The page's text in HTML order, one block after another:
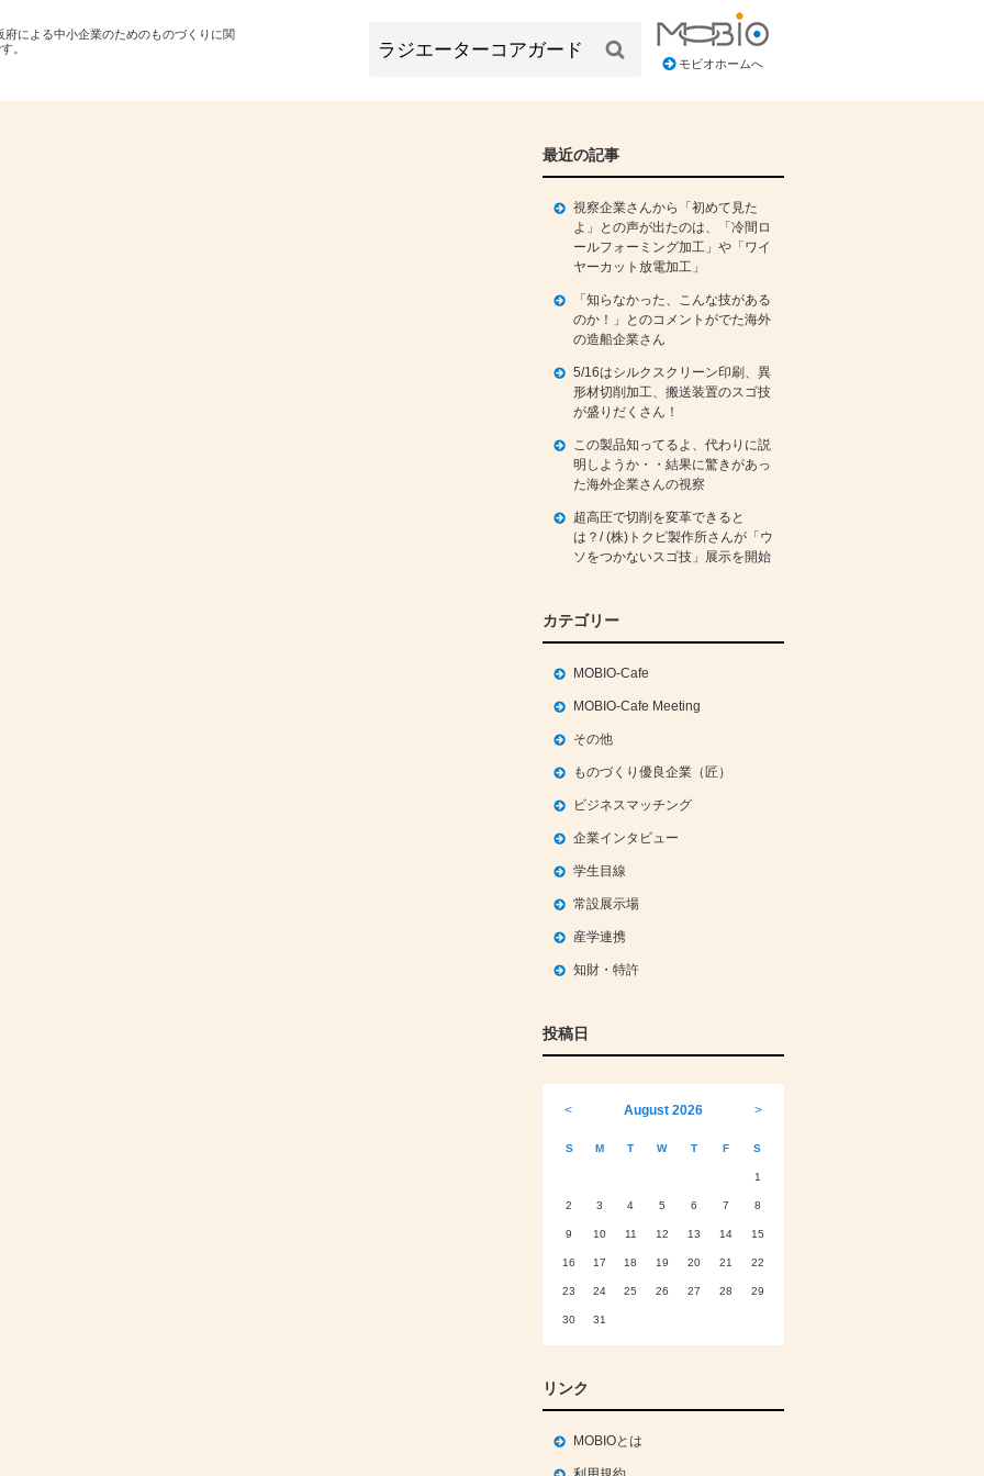
府による中小企業のためのものづくりに関
。
モビオホームへ
最近の記事
視察企業さんから「初めて見た
よ」との声が出たのは、「冷間ロ
ールフォーミング加工」や「ワイ
ヤーカット放電加工」
「知らなかった、こんな技がある
のか！」とのコメントがでた海外
の造船企業さん
5/16はシルクスクリーン印刷、異
形材切削加工、搬送装置のスゴ技
が盛りだくさん！
この製品知ってるよ、代わりに説
明しようか・・結果に驚きがあっ
た海外企業さんの視察
超高圧で切削を変革できると
は？/ (株)トクピ製作所さんが「ウ
ソをつかないスゴ技」展示を開始
カテゴリー
MOBIO-Cafe
MOBIO-Cafe Meeting
その他
ものづくり優良企業（匠）
ビジネスマッチング
企業インタビュー
学生目線
常設展示場
産学連携
知財・特許
投稿日
< August 2026 >
S M T W T F S
1
2 3 4 5 6 7 8
9 10 11 12 13 14 15
16 17 18 19 20 21 22
23 24 25 26 27 28 29
30 31
リンク
MOBIOとは